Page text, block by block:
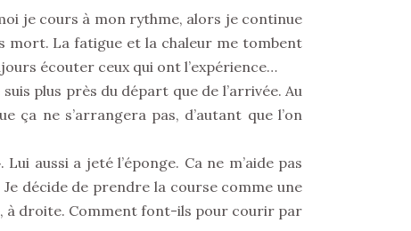
je cours à mon rythme, alors je continue
mort. La fatigue et la chaleur me tombent
écouter ceux qui ont l’expérience…
plus près du départ que de l’arrivée. Au
ça ne s’arrangera pas, d’autant que l’on
aussi a jeté l’éponge. Ca ne m’aide pas
décide de prendre la course comme une
à droite. Comment font-ils pour courir par